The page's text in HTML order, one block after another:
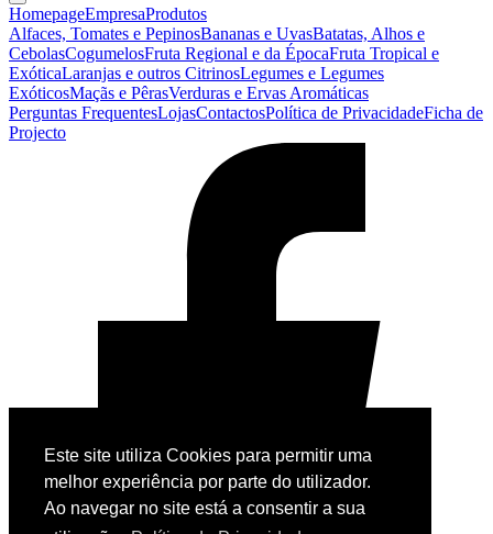
Este site utiliza Cookies para permitir uma
melhor experiência por parte do utilizador.
Ao navegar no site está a consentir a sua
HomepageEmpresaProdutos
Alfaces, Tomates e PepinosBananas e UvasBatatas, Alhos e
CebolasCogumelosFruta Regional e da ÉpocaFruta Tropical e
ExóticaLaranjas e outros CitrinosLegumes e Legumes
ExóticosMaçãs e PêrasVerduras e Ervas Aromáticas
Perguntas FrequentesLojasContactosPolítica de PrivacidadeFicha de
Projecto